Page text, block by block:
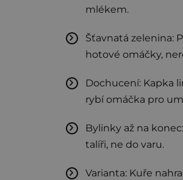
mlékem.
Šťavnatá zelenina:
hotové omáčky,
Dochucení: Kapka
rybí omáčka pro
Bylinky až na
talíři, ne do varu.
Varianta: Kuře